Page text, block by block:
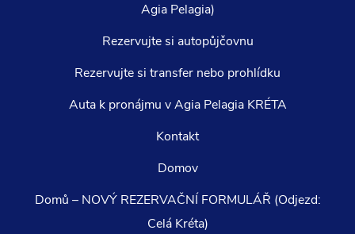
Agia Pelagia)
Rezervujte si autopůjčovnu
Rezervujte si transfer nebo prohlídku
Auta k pronájmu v Agia Pelagia KRÉTA
Kontakt
Domov
Domů – NOVÝ REZERVAČNÍ FORMULÁŘ (Odjezd:
Celá Kréta)